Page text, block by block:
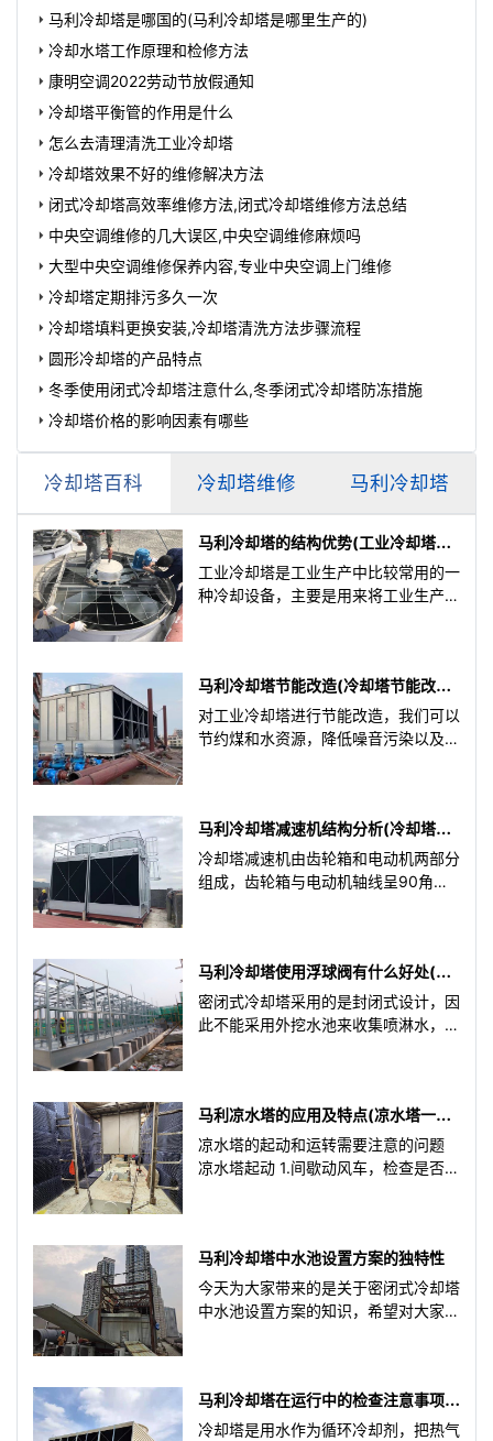
马利冷却塔是哪国的(马利冷却塔是哪里生产的)
冷却水塔工作原理和检修方法
康明空调2022劳动节放假通知
冷却塔平衡管的作用是什么
怎么去清理清洗工业冷却塔
冷却塔效果不好的维修解决方法
闭式冷却塔高效率维修方法,闭式冷却塔维修方法总结
中央空调维修的几大误区,中央空调维修麻烦吗
大型中央空调维修保养内容,专业中央空调上门维修
冷却塔定期排污多久一次
冷却塔填料更换安装,冷却塔清洗方法步骤流程
圆形冷却塔的产品特点
冬季使用闭式冷却塔注意什么,冬季闭式冷却塔防冻措施
冷却塔价格的影响因素有哪些
冷却塔百科 冷却塔维修 马利冷却塔
马利冷却塔的结构优势(工业冷却塔的
设计原理)
工业冷却塔是工业生产中比较常用的一
种冷却设备，主要是用来将工业生产中
马利冷却塔节能改造(冷却塔节能改造
方案)
对工业冷却塔进行节能改造，我们可以
节约煤和水资源，降低噪音污染以及其
马利冷却塔减速机结构分析(冷却塔减
速机价格批发)
冷却塔减速机由齿轮箱和电动机两部分
组成，齿轮箱与电动机轴线呈90角异
马利冷却塔使用浮球阀有什么好处(开
封密闭式冷却塔选型)
密闭式冷却塔采用的是封闭式设计，因
此不能采用外挖水池来收集喷淋水，所
马利凉水塔的应用及特点(凉水塔一般
用在什么工程上)
凉水塔的起动和运转需要注意的问题
凉水塔起动 1.间歇动风车，检查是否逆
马利冷却塔中水池设置方案的独特性
今天为大家带来的是关于密闭式冷却塔
中水池设置方案的知识，希望对大家是
马利冷却塔在运行中的检查注意事项
(冷却塔操作标准及检查内容是什么)
冷却塔是用水作为循环冷却剂，把热气